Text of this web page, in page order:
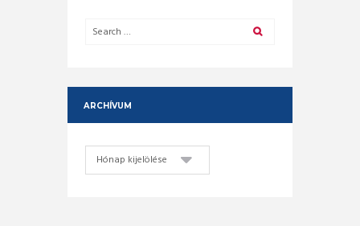
ARCHÍVUM
Archívum